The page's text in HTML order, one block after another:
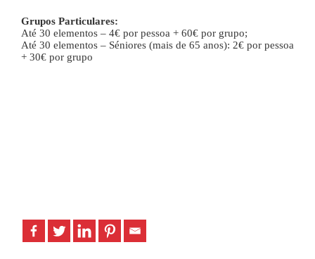
Grupos Particulares:
Até 30 elementos – 4€ por pessoa + 60€ por grupo;
Até 30 elementos – Séniores (mais de 65 anos): 2€ por pessoa
+ 30€ por grupo